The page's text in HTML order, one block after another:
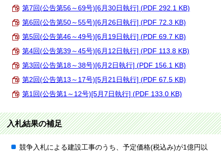
第7回(公告第56～69号)[6月30日執行] (PDF 292.1 KB)
第6回(公告第50～55号)[6月26日執行] (PDF 72.3 KB)
第5回(公告第46～49号)[6月19日執行] (PDF 69.7 KB)
第4回(公告第39～45号)[6月12日執行] (PDF 113.8 KB)
第3回(公告第18～38号)[6月2日執行] (PDF 156.1 KB)
第2回(公告第13～17号)[5月21日執行] (PDF 67.5 KB)
第1回(公告第1～12号)[5月7日執行] (PDF 133.0 KB)
入札結果の補足
競争入札による建設工事のうち、予定価格(税込み)が1億円以